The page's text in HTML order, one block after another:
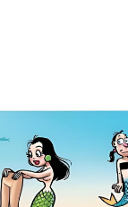
ကုန်) သတ်မှတ်စျ
အောင်စ 2622 ဒေ